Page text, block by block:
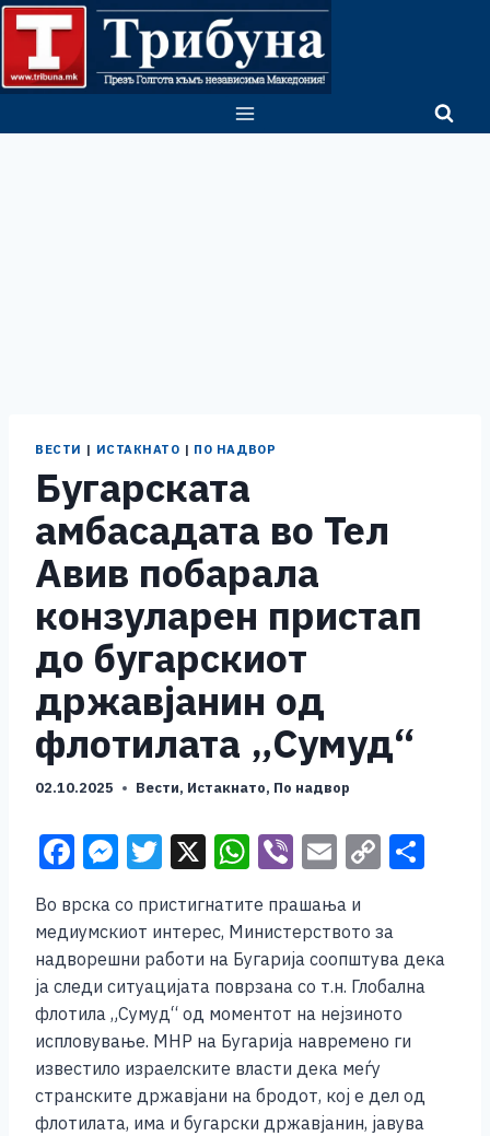
Skip
content
ВЕСТИ | ИСТАКНАТО | ПО НАДВОР
Бугарската
амбасадата во Тел
Авив побарала
конзуларен пристап
до бугарскиот
државјанин од
флотилата „Сумуд“
02.10.2025 Вести, Истакнато, По надвор
F
c
e
b
o
o
k
M
ss
e
n
g
er
T
tt
er
X W
at
s
A
p
p
Vi
er
E
ai
l
C
p
y
Li
n
k
e
Во врска со пристигнатите прашања и
медиумскиот интерес, Министерството за
надворешни работи на Бугарија соопштува дека
ја следи ситуацијата поврзана со т.н. Глобална
флотила „Сумуд“ од моментот на нејзиното
испловување. МНР на Бугарија навремено ги
известило израелските власти дека меѓу
странските државјани на бродот, кој е дел од
флотилата, има и бугарски државјанин, јавува